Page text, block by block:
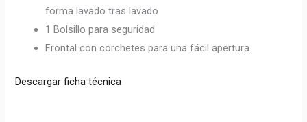
forma lavado tras lavado
1 Bolsillo para seguridad
Frontal con corchetes para una fácil apertura
Descargar ficha técnica